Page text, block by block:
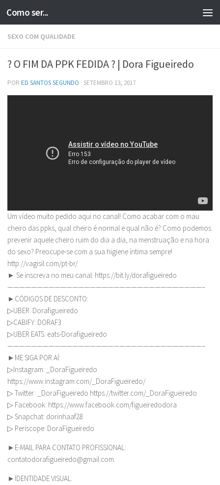
Skip to content
Como ser...
SEXO COM QUALIDADE
? O FIM DA PPK FEDIDA ? | Dora Figueiredo
POR ED SANTOS SEGUNDO · SETEMBRO 13, 2017
Um vídeo muito pedido aqui no canal! Como acabar com o mau
cheiro das ppks, qual cheiro é normal e qual não é? Como podemos
prevenir aquele cheiro ruim do dia a dia, na menstruação e na hora
do sexo? Preocupe-se com a sua higiene íntima sempre!
http://vagisil.com/pt-br/
► Se inscreva no meu canal: https://bit.ly/dorafigueiredo
—————————————————————————————————–
►CÓDIGOS DE DESCONTO:
▷UBER: Dorafigueiredo
▷CABIFY: DORAF3
▷UBER EATS: eats-Dorafigueiredo
—————————————————————————————————–
►ME SIGA POR AÍ:
▷Instagram: _DoraFigueiredo
https://www.instagram.com/_DoraFigueiredo/
▷ Twitter: _DoraFigueiredo https://twitter.com/_DoraFigueiredo
▷ Facebook: https://www.facebook.com/figueiredodora
▷ Snapchat: dorinhaaf28
▷ Periscope: DoraFigueiredo
►E-MAIL PARA CONTATO PROFISSIONAL:
contatodorafigueiredo@gmail.com
►IDENTIDADE VISUAL: